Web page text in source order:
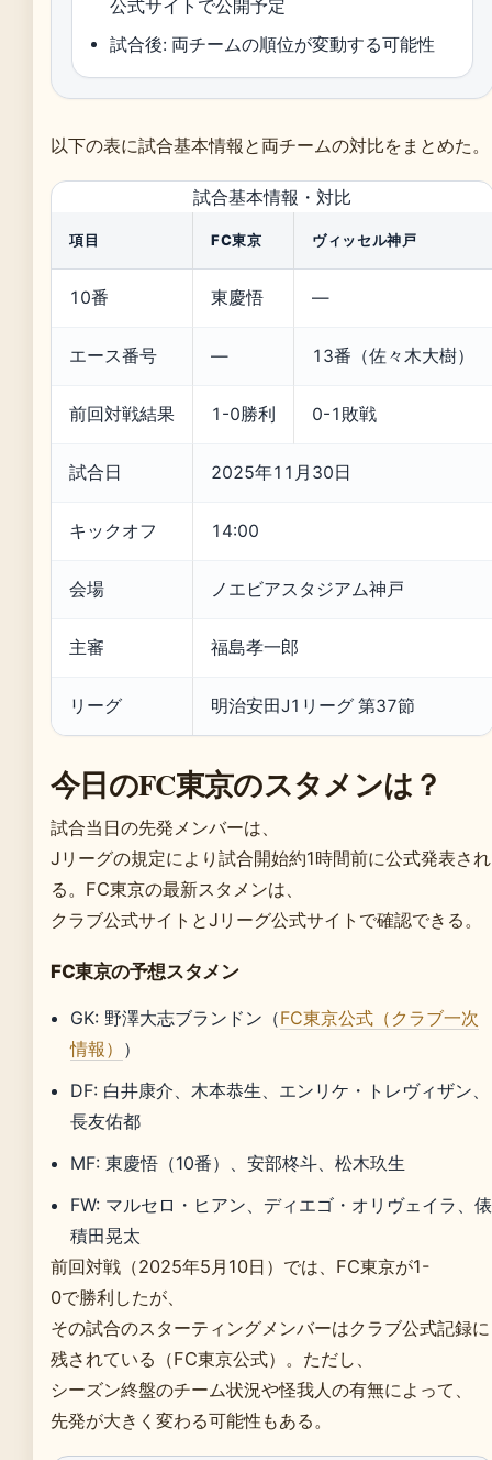
公式サイトで公開予定
試合後: 両チームの順位が変動する可能性
以下の表に試合基本情報と両チームの対比をまとめた。
試合基本情報・対比
項目 FC東京 ヴィッセル神戸
10番 東慶悟 ―
エース番号 ― 13番（佐々木大樹）
前回対戦結果 1-0勝利 0-1敗戦
試合日 2025年11月30日
キックオフ 14:00
会場 ノエビアスタジアム神戸
主審 福島孝一郎
リーグ 明治安田J1リーグ 第37節
今日のFC東京のスタメンは？
試合当日の先発メンバーは、
Jリーグの規定により試合開始約1時間前に公式発表され
る。FC東京の最新スタメンは、
クラブ公式サイトとJリーグ公式サイトで確認できる。
FC東京の予想スタメン
GK: 野澤大志ブランドン（FC東京公式（クラブ一次
情報） ）
DF: 白井康介、木本恭生、エンリケ・トレヴィザン、
長友佑都
MF: 東慶悟（10番）、安部柊斗、松木玖生
FW: マルセロ・ヒアン、ディエゴ・オリヴェイラ、俵
積田晃太
前回対戦（2025年5月10日）では、FC東京が1-
0で勝利したが、
その試合のスターティングメンバーはクラブ公式記録に
残されている（FC東京公式）。ただし、
シーズン終盤のチーム状況や怪我人の有無によって、
先発が大きく変わる可能性もある。